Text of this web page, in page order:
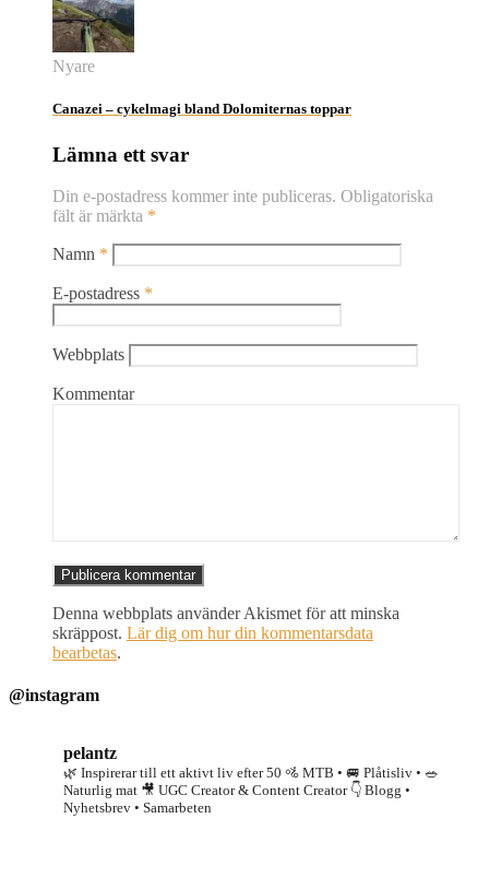
Nyare
Canazei – cykelmagi bland Dolomiternas toppar
Lämna ett svar
Din e-postadress kommer inte publiceras. Obligatoriska
fält är märkta *
Namn *
E-postadress *
Webbplats
Kommentar
Denna webbplats använder Akismet för att minska
skräppost. Lär dig om hur din kommentarsdata
bearbetas.
@instagram
pelantz
🌿 Inspirerar till ett aktivt liv efter 50 🚵 MTB • 🚐 Plåtisliv • 🥗
Naturlig mat 🎥 UGC Creator & Content Creator👇 Blogg •
Nyhetsbrev • Samarbeten